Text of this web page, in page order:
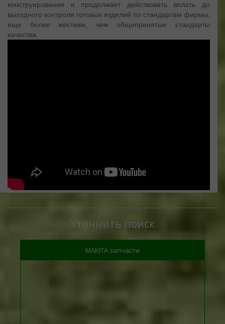
конструирования и продолжает действовать вплоть до
выходного контроля готовых изделий по стандартам фирмы,
еще более жестким, чем общепринятые стандарты
качества.
Уточнить поиск
MAKITA запчасти